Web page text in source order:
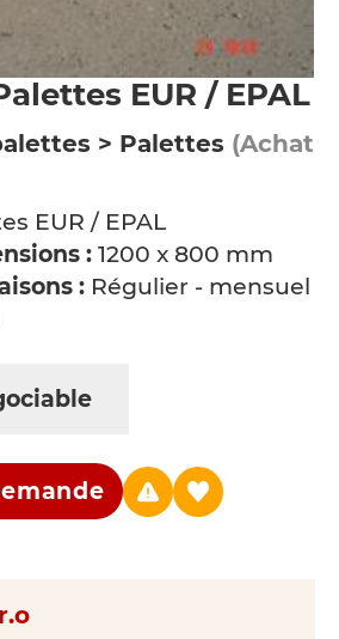
EUR / EPAL
> Palettes (Achat
EUR / EPAL
: 1200 x 800 mm
: Régulier - mensuel